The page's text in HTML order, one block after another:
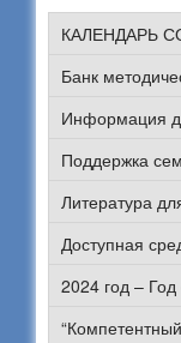
КАЛЕНДАРЬ
Банк
Информация
Поддержка
Литература
Доступная
2024 год –